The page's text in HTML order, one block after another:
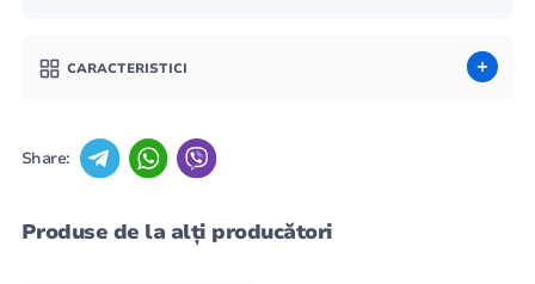
CARACTERISTICI
Share:
Produse de la alți producători